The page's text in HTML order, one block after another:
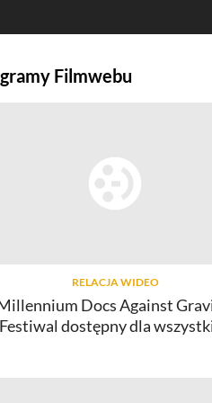
Filmwebu
RELACJA WIDEO
Docs Against
Festiwal dostępny dla